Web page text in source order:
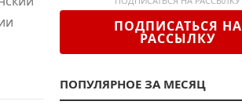
ПОДПИСАТЬСЯ НА
РАССЫЛКУ
ПОПУЛЯРНОЕ ЗА МЕСЯЦ